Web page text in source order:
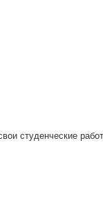
студенческие